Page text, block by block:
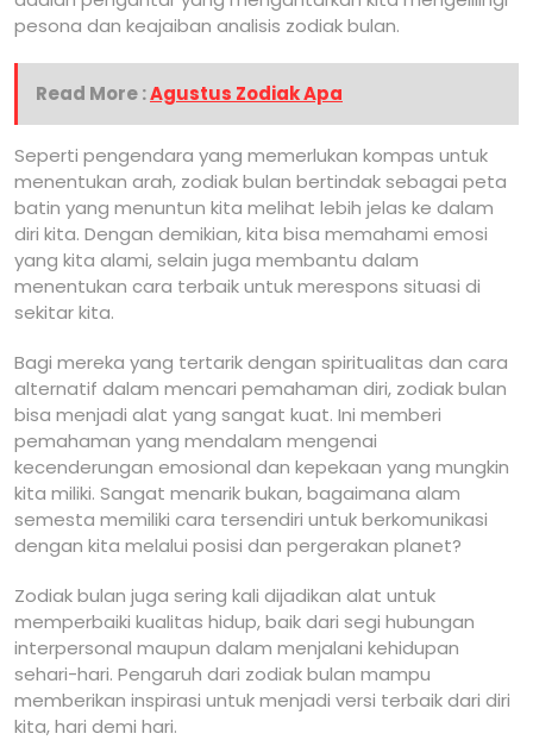
pesona dan keajaiban analisis zodiak bulan.
Read More :Agustus Zodiak Apa
Seperti pengendara yang memerlukan kompas untuk
menentukan arah, zodiak bulan bertindak sebagai peta
batin yang menuntun kita melihat lebih jelas ke dalam
diri kita. Dengan demikian, kita bisa memahami emosi
yang kita alami, selain juga membantu dalam
menentukan cara terbaik untuk merespons situasi di
sekitar kita.
Bagi mereka yang tertarik dengan spiritualitas dan cara
alternatif dalam mencari pemahaman diri, zodiak bulan
bisa menjadi alat yang sangat kuat. Ini memberi
pemahaman yang mendalam mengenai
kecenderungan emosional dan kepekaan yang mungkin
kita miliki. Sangat menarik bukan, bagaimana alam
semesta memiliki cara tersendiri untuk berkomunikasi
dengan kita melalui posisi dan pergerakan planet?
Zodiak bulan juga sering kali dijadikan alat untuk
memperbaiki kualitas hidup, baik dari segi hubungan
interpersonal maupun dalam menjalani kehidupan
sehari-hari. Pengaruh dari zodiak bulan mampu
memberikan inspirasi untuk menjadi versi terbaik dari diri
kita, hari demi hari.